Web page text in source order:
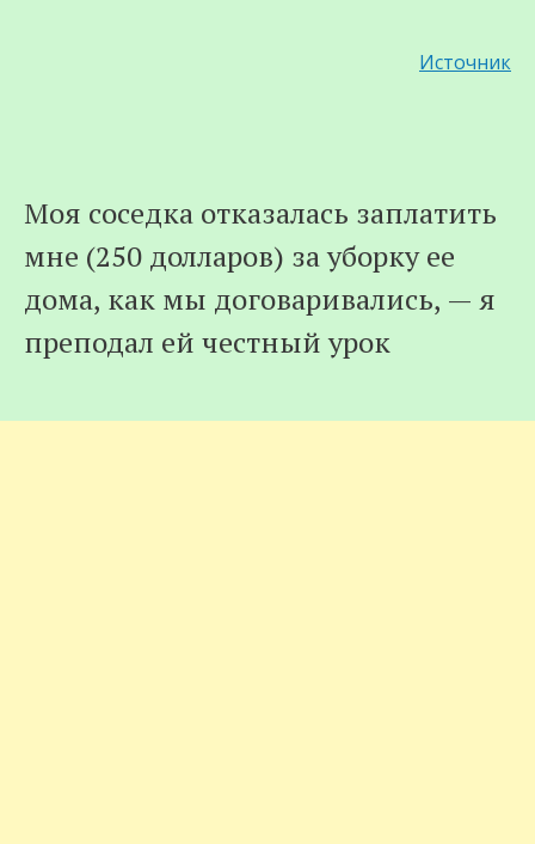
Источник
Моя соседка отказалась заплатить
мне (250 долларов) за уборку ее
дома, как мы договаривались, — я
преподал ей честный урок